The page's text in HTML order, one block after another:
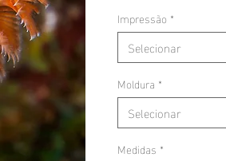
Impressão *
Selecionar
Moldura *
Selecionar
Medidas *